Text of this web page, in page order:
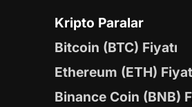
Kripto Paralar
Bitcoin (BTC) Fiyatı
Ethereum (ETH)
Binance Coin (BNB)